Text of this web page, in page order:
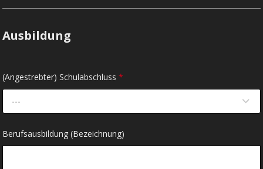
Ausbildung
(Angestrebter) Schulabschluss*
---
Berufsausbildung (Bezeichnung)